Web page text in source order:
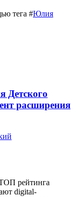
тега #Юлия
Детского
расширения
рейтинга
digital-